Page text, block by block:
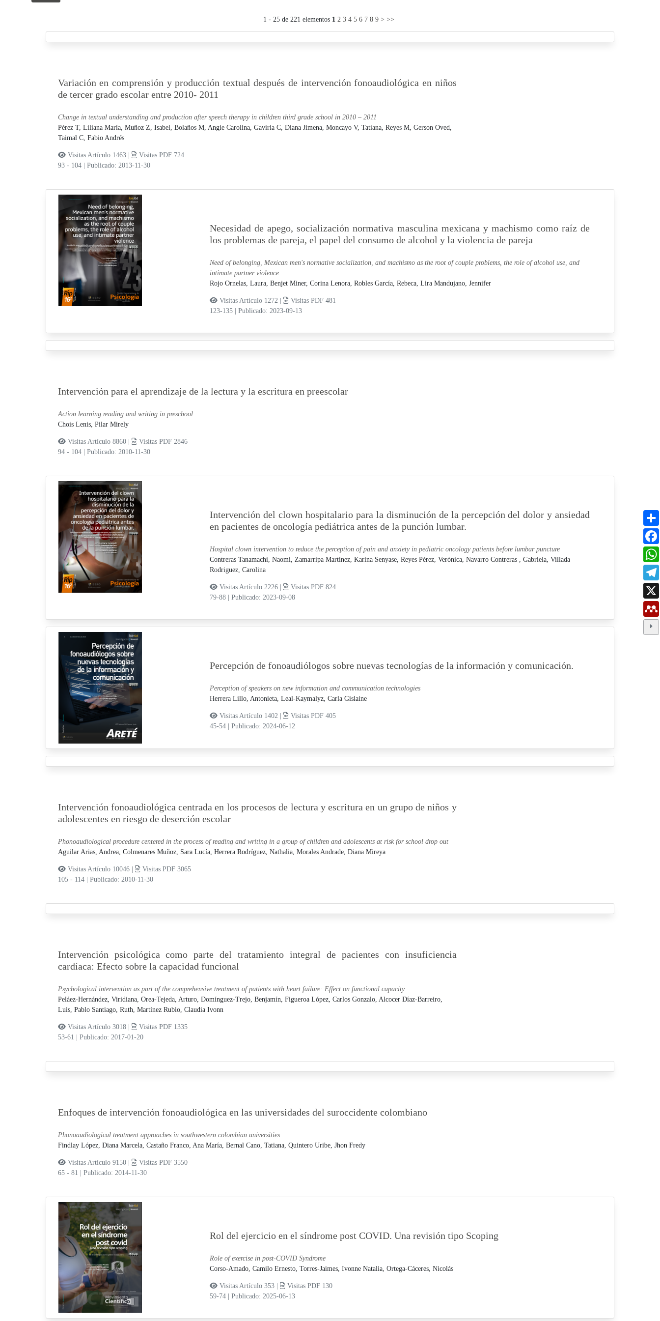
1 - 25 de 221 elementos 1 2 3 4 5 6 7 8 9 > >>
Variación en comprensión y producción textual después de intervención fonoaudiológica en niños
de tercer grado escolar entre 2010- 2011
Change in textual understanding and production after speech therapy in children third grade school in 2010 – 2011
Pérez T, Liliana María, Muñoz Z, Isabel, Bolaños M, Angie Carolina, Gaviria C, Diana Jimena, Moncayo V, Tatiana, Reyes M, Gerson Oved,
Taimal C, Fabio Andrés
Visitas Artículo 1463 |
Visitas PDF 724
93 - 104
Publicado: 2013-11-30
Necesidad de apego, socialización normativa masculina mexicana y machismo como raíz de
los problemas de pareja, el papel del consumo de alcohol y la violencia de pareja
Need of belonging, Mexican men's normative socialization, and machismo as the root of couple problems, the role of alcohol use, and
intimate partner violence
Rojo Ornelas, Laura, Benjet Miner, Corina Lenora, Robles García, Rebeca, Lira Mandujano, Jennifer
Visitas Artículo 1272 |
Visitas PDF 481
123-135
Publicado: 2023-09-13
Intervención para el aprendizaje de la lectura y la escritura en preescolar
Action learning reading and writing in preschool
Chois Lenis, Pilar Mirely
Visitas Artículo 8860 |
Visitas PDF 2846
94 - 104
Publicado: 2010-11-30
Intervención del clown hospitalario para la disminución de la percepción del dolor y ansiedad
en pacientes de oncología pediátrica antes de la punción lumbar.
Hospital clown intervention to reduce the perception of pain and anxiety in pediatric oncology patients before lumbar puncture
Contreras Tanamachi, Naomi, Zamarripa Martínez, Karina Senyase, Reyes Pérez, Verónica, Navarro Contreras , Gabriela, Villada
Rodriguez, Carolina
Visitas Artículo 2226 |
Visitas PDF 824
79-88
Publicado: 2023-09-08
Percepción de fonoaudiólogos sobre nuevas tecnologías de la información y comunicación.
Perception of speakers on new information and communication technologies
Herrera Lillo, Antonieta, Leal-Kaymalyz, Carla Gislaine
Visitas Artículo 1402 |
Visitas PDF 405
45-54
Publicado: 2024-06-12
Intervención fonoaudiológica centrada en los procesos de lectura y escritura en un grupo de niños y
adolescentes en riesgo de deserción escolar
Phonoaudiological procedure centered in the process of reading and writing in a group of children and adolescents at risk for school drop out
Aguilar Arias, Andrea, Colmenares Muñoz, Sara Lucía, Herrera Rodríguez, Nathalia, Morales Andrade, Diana Mireya
Visitas Artículo 10046 |
Visitas PDF 3065
105 - 114 | Publicado: 2010-11-30
Intervención psicológica como parte del tratamiento integral de pacientes con insuficiencia
cardíaca: Efecto sobre la capacidad funcional
Psychological intervention as part of the comprehensive treatment of patients with heart failure: Effect on functional capacity
Peláez-Hernández, Viridiana, Orea-Tejeda, Arturo, Domínguez-Trejo, Benjamín, Figueroa López, Carlos Gonzalo, Alcocer Díaz-Barreiro,
Luis, Pablo Santiago, Ruth, Martínez Rubio, Claudia Ivonn
Visitas Artículo 3018 |
Visitas PDF 1335
53-61 | Publicado: 2017-01-20
Enfoques de intervención fonoaudiológica en las universidades del suroccidente colombiano
Phonoaudiological treatment approaches in southwestern colombian universities
Findlay López, Diana Marcela, Castaño Franco, Ana María, Bernal Cano, Tatiana, Quintero Uribe, Jhon Fredy
Visitas Artículo 9150 |
Visitas PDF 3550
65 - 81 | Publicado: 2014-11-30
Rol del ejercicio en el síndrome post COVID. Una revisión tipo Scoping
Role of exercise in post-COVID Syndrome
Corso-Amado, Camilo Ernesto, Torres-Jaimes, Ivonne Natalia, Ortega-Cáceres, Nicolás
Visitas Artículo 353 |
Visitas PDF 130
59-74 | Publicado: 2025-06-13